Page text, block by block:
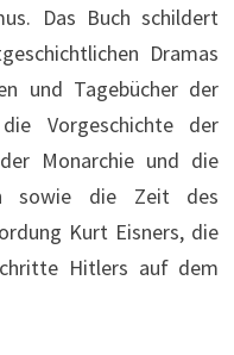
Das Buch schildert
Dramas
und Tagebücher der
Vorgeschichte der
Monarchie und die
sowie die Zeit des
Kurt Eisners, die
Hitlers auf dem